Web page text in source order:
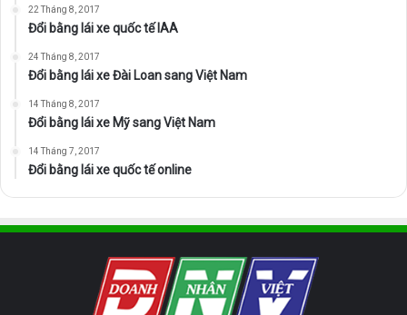
22 Tháng 8, 2017
Đổi bằng lái xe quốc tế IAA
24 Tháng 8, 2017
Đổi bằng lái xe Đài Loan sang Việt Nam
14 Tháng 8, 2017
Đổi bằng lái xe Mỹ sang Việt Nam
14 Tháng 7, 2017
Đổi bằng lái xe quốc tế online